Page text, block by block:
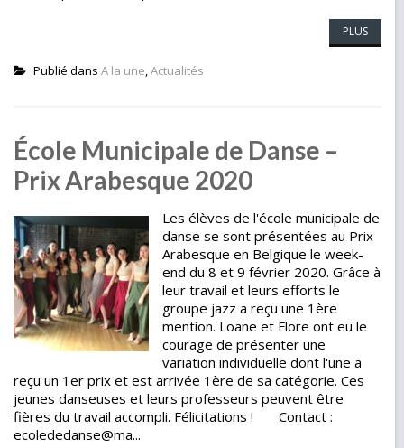
PLUS
Publié dans A la une,Actualités
École Municipale de Danse –
Prix Arabesque 2020
Les élèves de l'école municipale de
danse se sont présentées au Prix
Arabesque en Belgique le week-
end du 8 et 9 février 2020. Grâce à
leur travail et leurs efforts le
groupe jazz a reçu une 1ère
mention. Loane et Flore ont eu le
courage de présenter une
variation individuelle dont l'une a
reçu un 1er prix et est arrivée 1ère de sa catégorie. Ces
jeunes danseuses et leurs professeurs peuvent être
fières du travail accompli. Félicitations ! Contact :
ecolededanse@ma...